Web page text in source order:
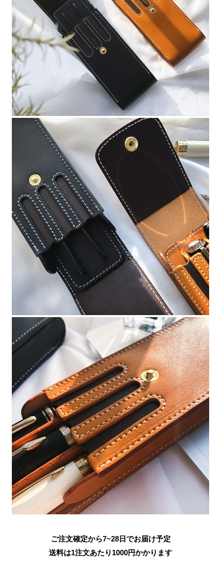
ご注文確定から7~28日でお届け予定
送料は1注文あたり 1000円かかります